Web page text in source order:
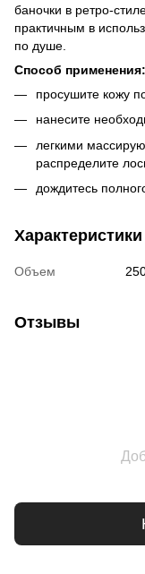
баночки в ретро-
практичным в
по душе.
Способ применения:
просушите кожу
нанесите
легкими
распределите
дождитесь
Характеристики
Объем
Отзывы